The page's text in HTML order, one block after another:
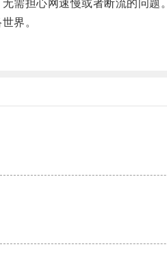
担心网速慢或者断流的问题。
界。